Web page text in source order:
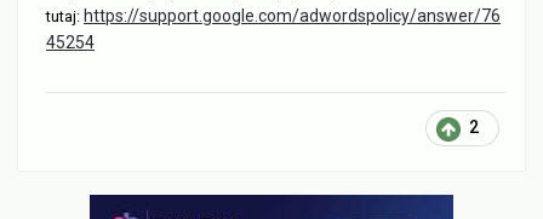
tutaj: https://support.google.com/adwordspolicy/answer/76
45254
2